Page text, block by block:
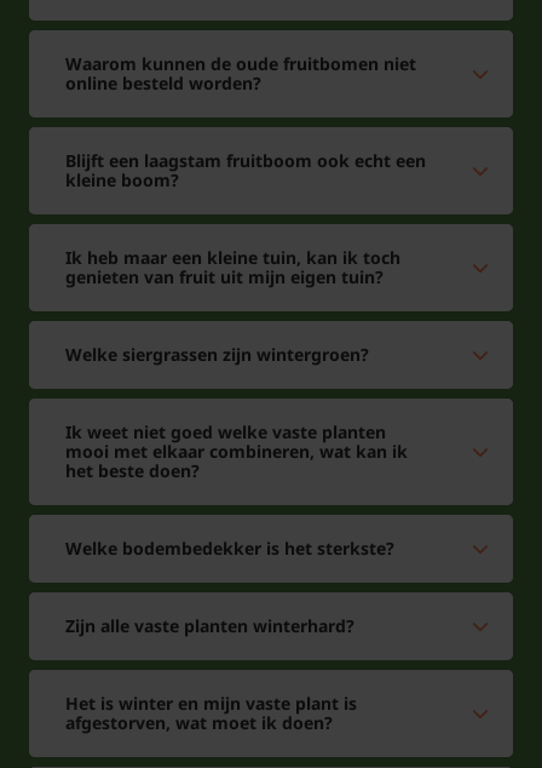
Waarom kunnen de oude fruitbomen niet
online besteld worden?
Blijft een laagstam fruitboom ook echt een
kleine boom?
Ik heb maar een kleine tuin, kan ik toch
genieten van fruit uit mijn eigen tuin?
Welke siergrassen zijn wintergroen?
Ik weet niet goed welke vaste planten
mooi met elkaar combineren, wat kan ik
het beste doen?
Welke bodembedekker is het sterkste?
Zijn alle vaste planten winterhard?
Het is winter en mijn vaste plant is
afgestorven, wat moet ik doen?